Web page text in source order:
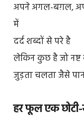
अपने अगल-बग़ल,
में
दर्द शब्दों से परे है
लेकिन कुछ है जो नष्ट
जुड़ता चलता जैसे
हर फूल एक छोटी-